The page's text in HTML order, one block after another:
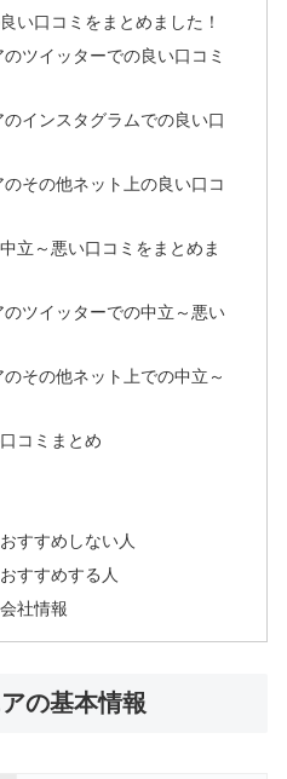
い口コミをまとめました！
ツイッターでの良い口コミ
インスタグラムでの良い口
その他ネット上の良い口コ
立～悪い口コミをまとめま
ツイッターでの中立～悪い
その他ネット上での中立～
コミまとめ
すすめしない人
すすめする人
社情報
の基本情報